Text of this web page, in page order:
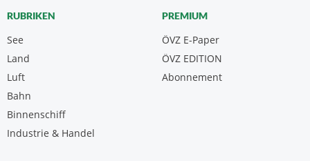
RUBRIKEN
See
Land
Luft
Bahn
Binnenschiff
Industrie & Handel
PREMIUM
ÖVZ E-Paper
Abonnement
ÖVZ EDITION